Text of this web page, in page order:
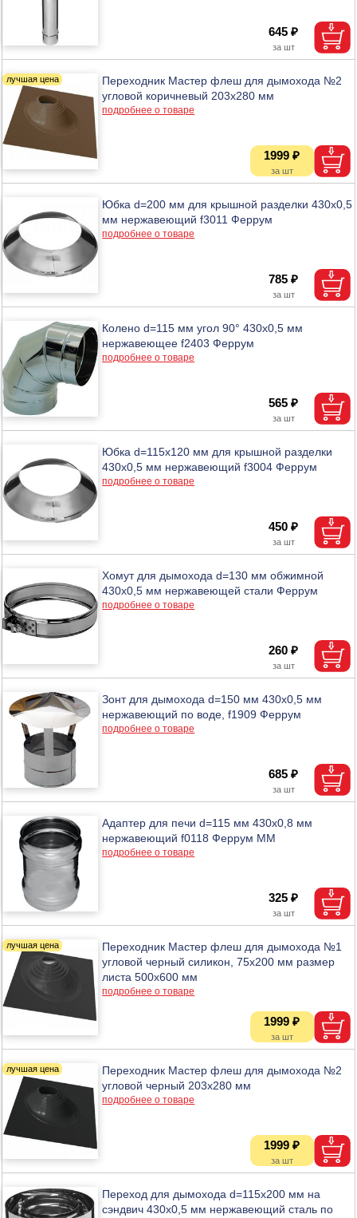
645 ₽
Переходник Мастер флеш для дымохода №2
угловой коричневый 203х280 мм
подробнее о товаре
1999 ₽
Юбка d=200 мм для крышной разделки 430х0,5
мм нержавеющий f3011 Феррум
подробнее о товаре
785 ₽
Колено d=115 мм угол 90° 430х0,5 мм
нержавеющее f2403 Феррум
подробнее о товаре
565 ₽
Юбка d=115х120 мм для крышной разделки
430х0,5 мм нержавеющий f3004 Феррум
подробнее о товаре
450 ₽
Хомут для дымохода d=130 мм обжимной
430х0,5 мм нержавеющей стали Феррум
подробнее о товаре
260 ₽
Зонт для дымохода d=150 мм 430х0,5 мм
нержавеющий по воде, f1909 Феррум
подробнее о товаре
685 ₽
Адаптер для печи d=115 мм 430х0,8 мм
нержавеющий f0118 Феррум ММ
подробнее о товаре
325 ₽
Переходник Мастер флеш для дымохода №1
угловой черный силикон, 75х200 мм размер
листа 500х600 мм
подробнее о товаре
1999 ₽
Переходник Мастер флеш для дымохода №2
угловой черный 203х280 мм
подробнее о товаре
1999 ₽
Переход для дымохода d=115х200 мм на
сэндвич 430х0,5 мм нержавеющий сталь по